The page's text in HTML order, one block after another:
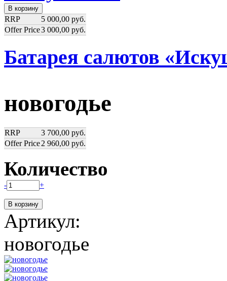
RRP
5 000,00 руб.
Offer Price3 000,00 руб.
Батарея салютов
новогодье
RRP
3 700,00 руб.
Offer Price2 960,00 руб.
Количество
- +
Артикул:
новогодье